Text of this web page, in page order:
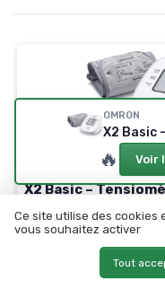
⭐ TRÈS BIEN NOTÉ 🔥
X2 Basic –
Automatique
＋ Validation clinique
irrégulières
OMRON
X2 Basic
🔥 Voir
Ce site utilise des cookies
vous souhaitez activer
Tout